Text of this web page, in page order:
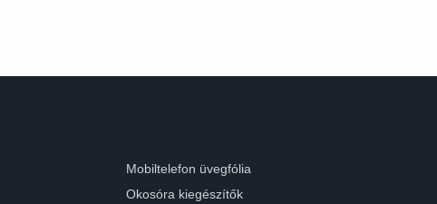
Mobiltelefon üvegfólia
Okosóra kiegészítők